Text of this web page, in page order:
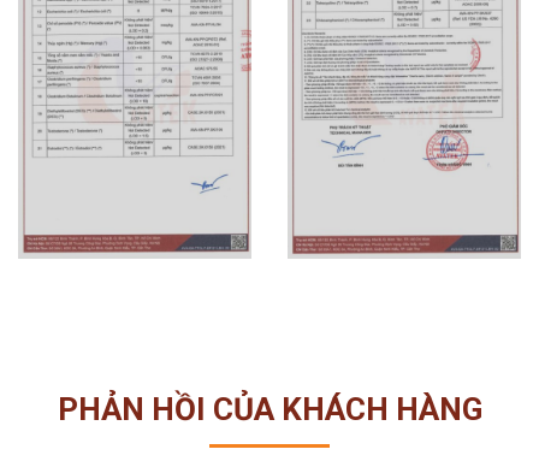
PHẢN HỒI CỦA KHÁCH HÀNG